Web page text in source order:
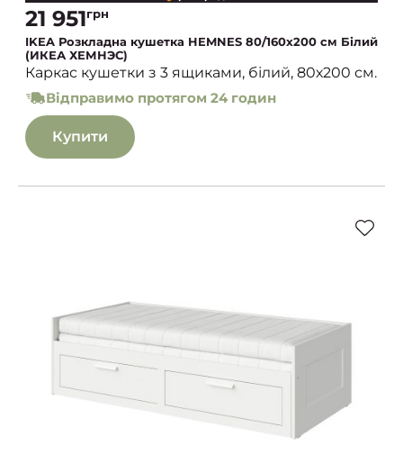
21 951грн
IKEA Розкладна кушетка HEMNES 80/160x200 см Білий
(ИКЕА ХЕМНЭС)
Каркас кушетки з 3 ящиками, білий, 80х200 см.
Відправимо протягом 24 годин
Купити